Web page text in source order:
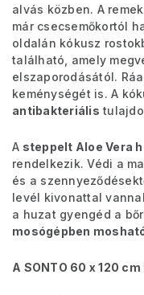
alvás közben. A
már csecsemőkortól
oldalán kókusz
található, amely
elszaporodásától.
keménységét is. A
antibakteriális
A steppelt Aloe Vera
rendelkezik. Védi a
és a
levél kivonattal
a huzat gyengéd a
mosógépben
A SONTO 60 x 120